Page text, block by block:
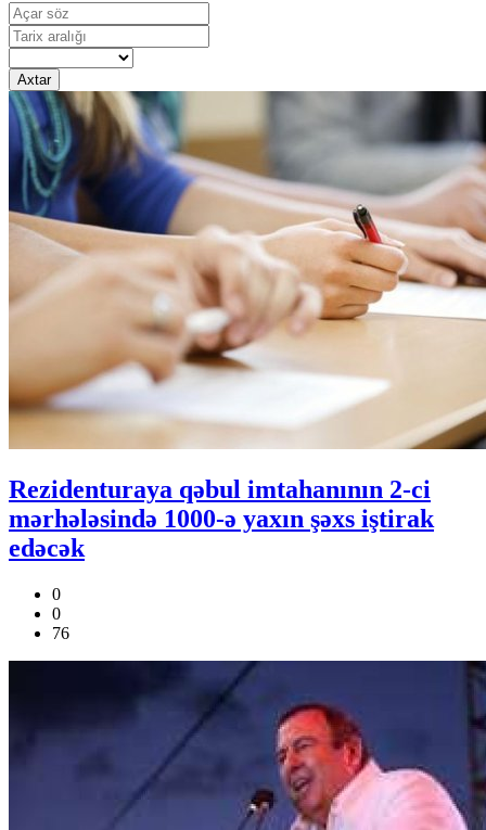
Axtar
Rezidenturaya qəbul imtahanının 2-ci
mərhələsində 1000-ə yaxın şəxs iştirak
edəcək
0
0
76